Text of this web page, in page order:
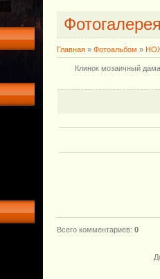
Главная » Фотоальбом »
Клинок мозаичный
Всего комментариев: 0